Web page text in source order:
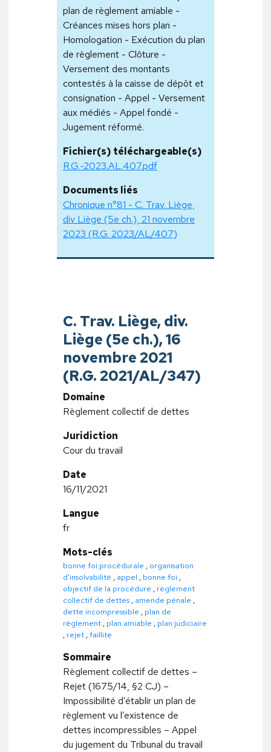
plan de règlement amiable -
Créances mises hors plan -
Homologation - Exécution du plan
de règlement - Clôture -
Versement des montants
contestés à la caisse de dépôt et
consignation - Appel - Versement
aux médiés - Appel fondé -
Jugement réformé.
Fichier(s) téléchargeable(s)
R.G.-2023.AL.407.pdf
Documents liés
Chronique n°81 - C. Trav. Liège,
div Liège (5e ch.), 21 novembre
2023 (R.G. 2023/AL/407)
C. Trav. Liège, div.
Liège (5e ch.), 16
novembre 2021
(R.G. 2021/AL/347)
Domaine
Règlement collectif de dettes
Juridiction
Cour du travail
Date
16/11/2021
Langue
fr
Mots-clés
bonne foi procédurale , organisation
d'insolvabilité , appel , bonne foi ,
objectif de la procédure , règlement
collectif de dettes , amende pénale ,
dette incompressible , plan de
règlement , plan amiable , plan judiciaire
, rejet ,faillite
Sommaire
Règlement collectif de dettes –
Rejet (1675/14, §2 CJ) –
Impossibilité d’établir un plan de
règlement vu l’existence de
dettes incompressibles – Appel
du jugement du Tribunal du travail